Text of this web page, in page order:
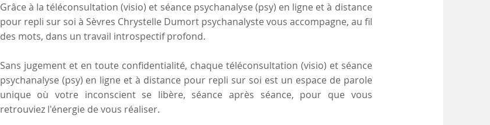
Grâce à la téléconsultation (visio) et séance psychanalyse (psy) en ligne et à distance
pour repli sur soi à Sèvres Chrystelle Dumort psychanalyste vous accompagne, au fil
des mots, dans un travail introspectif profond.
Sans jugement et en toute confidentialité, chaque téléconsultation (visio) et séance
psychanalyse (psy) en ligne et à distance pour repli sur soi est un espace de parole
unique où votre inconscient se libère, séance après séance, pour que vous
retrouviez l'énergie de vous réaliser.